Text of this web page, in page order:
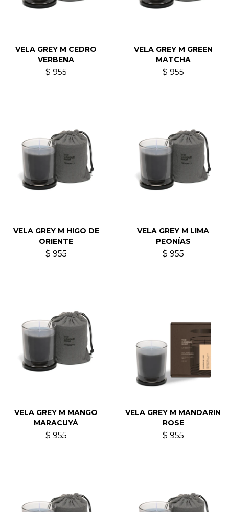
VELA GREY M CEDRO
VERBENA
$ 955
VELA GREY M GREEN
MATCHA
$ 955
VELA GREY M HIGO DE
ORIENTE
$ 955
VELA GREY M LIMA
PEONÍAS
$ 955
VELA GREY M MANGO
MARACUYÁ
$ 955
VELA GREY M MANDARIN
ROSE
$ 955